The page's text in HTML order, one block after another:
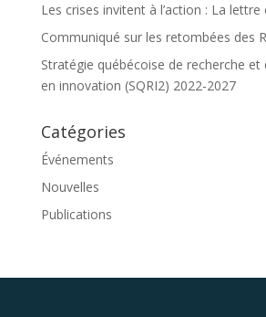
Les crises invitent à l’action : La lettre
Communiqué sur les retombées des
Stratégie québécoise de recherche et
en innovation (SQRI2) 2022-2027
Catégories
Événements
Nouvelles
Publications